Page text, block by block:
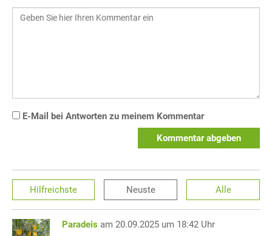
E-Mail bei Antworten zu meinem Kommentar
Kommentar abgeben
Hilfreichste Neuste Alle
Paradeis am 20.09.2025 um 18:42 Uhr